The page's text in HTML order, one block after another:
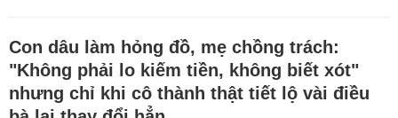
Con dâu làm hỏng đồ, mẹ chồng trách:
"Không phải lo kiếm tiền, không biết xót"
nhưng chỉ khi cô thành thật tiết lộ vài điều